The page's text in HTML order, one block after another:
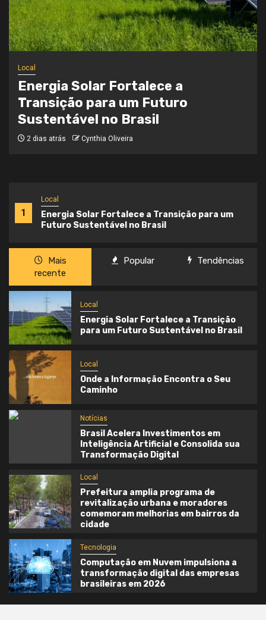
1
Local
Energia Solar Fortalece a Transição para um
Futuro Sustentável no Brasil
Local
Onde a Informação Encontra o Seu
Caminho
3 semanas atrás Cynthia Oliveira
Mais
recente
Popular Tendências
Local
Energia Solar Fortalece a Transição
para um Futuro Sustentável no Brasil
Local
Onde a Informação Encontra o Seu
Caminho
Notícias
Brasil Acelera Investimentos em
Inteligência Artificial e Consolida sua
Transformação Digital
Local
Prefeitura amplia programa de
revitalização urbana e moradores
comemoram melhorias em bairros da
cidade
Tecnologia
Computação em Nuvem impulsiona a
transformação digital das empresas
brasileiras em 2026